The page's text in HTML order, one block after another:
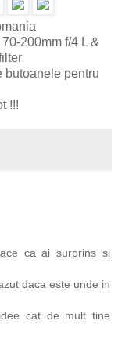
200mm f/4 L &
butoanele pentru
!!!
ca ai surprins si
daca este unde in
cat de mult tine